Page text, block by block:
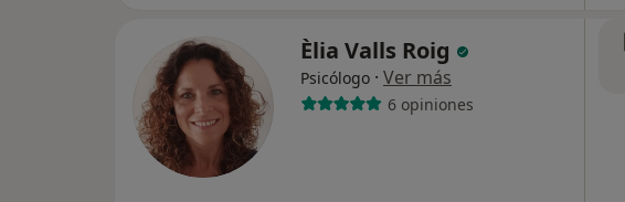
Èlia Valls Roig
Psicólogo · Ver más
6 opiniones